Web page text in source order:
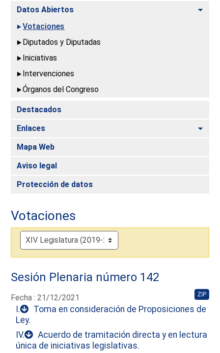
Datos Abiertos
Votaciones
Diputados y Diputadas
Iniciativas
Intervenciones
Órganos del Congreso
Destacados
Enlaces
Mapa Web
Aviso legal
Protección de datos
Votaciones
Sesión Plenaria número 142
Fecha : 21/12/2021 ZIP
I.
Toma en consideración de Proposiciones de
Ley.
IV.
Acuerdo de tramitación directa y en lectura
única de iniciativas legislativas.